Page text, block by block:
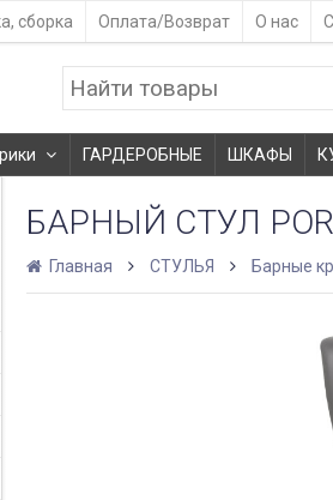
сборка Оплата/Возврат О нас
ГАРДЕРОБНЫЕ ШКАФЫ
БАРНЫЙ СТУЛ
Главная СТУЛЬЯ Барные